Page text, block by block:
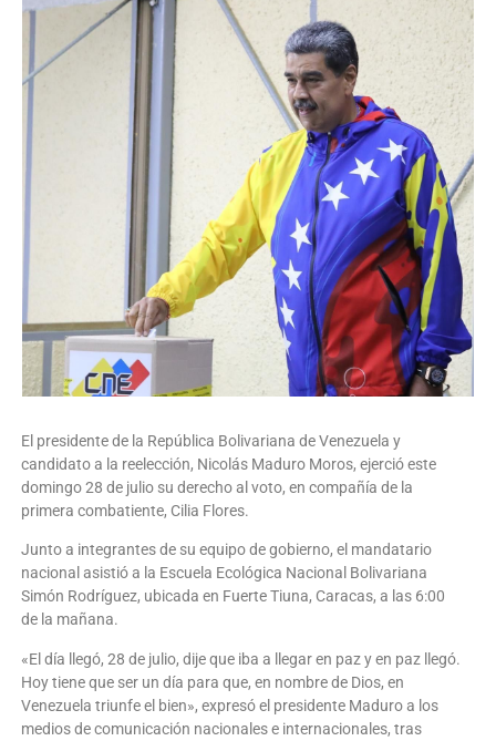
El presidente de la República Bolivariana de Venezuela y
candidato a la reelección, Nicolás Maduro Moros, ejerció este
domingo 28 de julio su derecho al voto, en compañía de la
primera combatiente, Cilia Flores.
Junto a integrantes de su equipo de gobierno, el mandatario
nacional asistió a la Escuela Ecológica Nacional Bolivariana
Simón Rodríguez, ubicada en Fuerte Tiuna, Caracas, a las 6:00
de la mañana.
«El día llegó, 28 de julio, dije que iba a llegar en paz y en paz llegó.
Hoy tiene que ser un día para que, en nombre de Dios, en
Venezuela triunfe el bien», expresó el presidente Maduro a los
medios de comunicación nacionales e internacionales, tras